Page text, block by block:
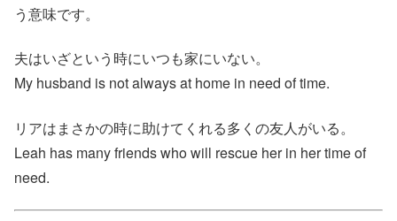
う意味です。
夫はいざという時にいつも家にいない。
My husband is not always at home in need of time.
リアはまさかの時に助けてくれる多くの友人がいる。
Leah has many friends who will rescue her in her time of
need.